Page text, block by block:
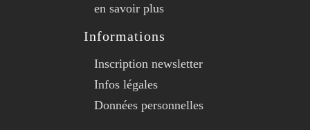
en savoir plus
Informations
Inscription newsletter
Infos légales
Données personnelles